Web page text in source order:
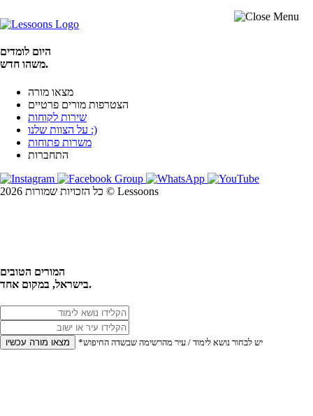
היום לומדים
משהו חדש.
מצאו מורה
הצטרפות מורים פרטיים
שירות לקוחות
על הצוות שלנו :)
משרות פתוחות
התחברות
כל הזכויות שמורות 2026 © Lessoons
המורים הטובים
בישראל, במקום אחד.
מצאו מורה עכשיו *יש לבחור נושא לימוד / עיר מהרשימה שבשדה החיפוש